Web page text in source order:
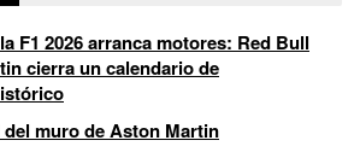
F1 2026 arranca motores: Red Bull
cierra un calendario de
muro de Aston Martin